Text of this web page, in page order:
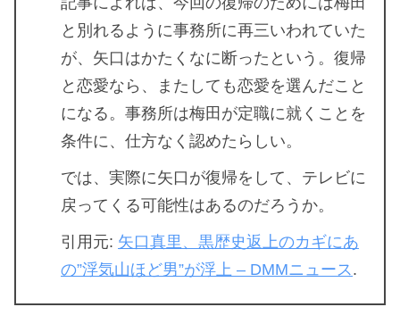
と別れるように事務所に再三いわれていた
が、矢口はかたくなに断ったという。復帰
と恋愛なら、またしても恋愛を選んだこと
になる。事務所は梅田が定職に就くことを
条件に、仕方なく認めたらしい。
では、実際に矢口が復帰をして、テレビに
戻ってくる可能性はあるのだろうか。
引用元: 矢口真里、黒歴史返上のカギにあ
の”浮気山ほど男”が浮上 – DMMニュース.